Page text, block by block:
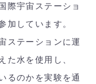
際宇宙ステーショ
加しています。
ステーションに運
た水を使用し、
るのかを実験を通